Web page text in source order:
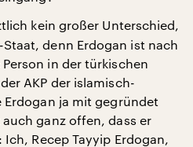
kein großer Unterschied,
denn Erdogan ist nach
in der türkischen
AKP der islamisch-
Erdogan ja mit gegründet
ganz offen, dass er
Recep Tayyip Erdogan,